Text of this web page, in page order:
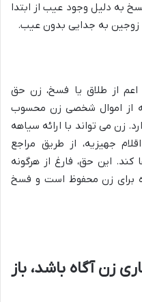
به دلیل وجود عیب از ابتدا
زوجین به جدایی بدون عیب.
اعم از طلاق یا فسخ، زن حق
از اموال شخصی زن محسوب
زن می تواند با ارائه سیاهه
جهیزیه، از طریق مراجع
کند. این حق، فارغ از هرگونه
برای زن محفوظ است و فسخ
زن آگاه باشد، باز